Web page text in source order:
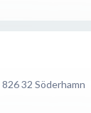
826 32 Söderhamn